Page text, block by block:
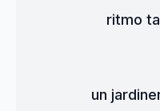
ritmo
un